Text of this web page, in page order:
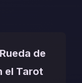
de
el Tarot